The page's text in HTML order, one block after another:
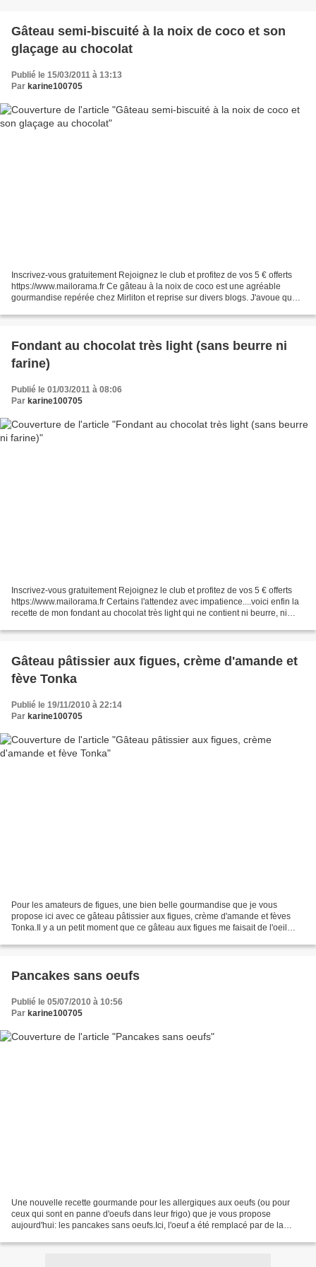
Gâteau semi-biscuité à la noix de coco et son
glaçage au chocolat
Publié le 15/03/2011 à 13:13
Par karine100705
Inscrivez-vous gratuitement Rejoignez le club et profitez de vos 5 € offerts
https://www.mailorama.fr Ce gâteau à la noix de coco est une agréable
gourmandise repérée chez Mirliton et reprise sur divers blogs. J'avoue que
Fondant au chocolat très light (sans beurre ni
farine)
Publié le 01/03/2011 à 08:06
Par karine100705
Inscrivez-vous gratuitement Rejoignez le club et profitez de vos 5 € offerts
https://www.mailorama.fr Certains l'attendez avec impatience....voici enfin la
recette de mon fondant au chocolat très light qui ne contient ni beurre, ni
Gâteau pâtissier aux figues, crème d'amande et
fève Tonka
Publié le 19/11/2010 à 22:14
Par karine100705
Pour les amateurs de figues, une bien belle gourmandise que je vous
propose ici avec ce gâteau pâtissier aux figues, crème d'amande et fèves
Tonka.Il y a un petit moment que ce gâteau aux figues me faisait de l'oeil
Pancakes sans oeufs
Publié le 05/07/2010 à 10:56
Par karine100705
Une nouvelle recette gourmande pour les allergiques aux oeufs (ou pour
ceux qui sont en panne d'oeufs dans leur frigo) que je vous propose
aujourd'hui: les pancakes sans oeufs.Ici, l'oeuf a été remplacé par de la